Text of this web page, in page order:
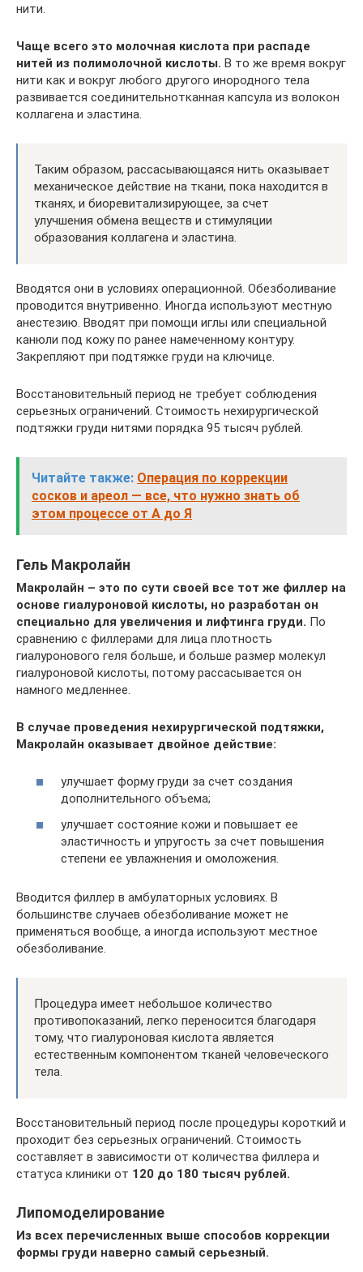
нити.
Чаще всего это молочная кислота при распаде
нитей из полимолочной кислоты. В то же время вокруг
нити как и вокруг любого другого инородного тела
развивается соединительнотканная капсула из волокон
коллагена и эластина.
Таким образом, рассасывающаяся нить оказывает
механическое действие на ткани, пока находится в
тканях, и биоревитализирующее, за счет
улучшения обмена веществ и стимуляции
образования коллагена и эластина.
Вводятся они в условиях операционной. Обезболивание
проводится внутривенно. Иногда используют местную
анестезию. Вводят при помощи иглы или специальной
канюли под кожу по ранее намеченному контуру.
Закрепляют при подтяжке груди на ключице.
Восстановительный период не требует соблюдения
серьезных ограничений. Стоимость нехирургической
подтяжки груди нитями порядка 95 тысяч рублей.
Читайте также: Операция по коррекции
сосков и ареол — все, что нужно знать об
этом процессе от А до Я
Гель Макролайн
Макролайн – это по сути своей все тот же филлер на
основе гиалуроновой кислоты, но разработан он
специально для увеличения и лифтинга груди. По
сравнению с филлерами для лица плотность
гиалуронового геля больше, и больше размер молекул
гиалуроновой кислоты, потому рассасывается он
намного медленнее.
В случае проведения нехирургической подтяжки,
Макролайн оказывает двойное действие:
улучшает форму груди за счет создания
дополнительного объема;
улучшает состояние кожи и повышает ее
эластичность и упругость за счет повышения
степени ее увлажнения и омоложения.
Вводится филлер в амбулаторных условиях. В
большинстве случаев обезболивание может не
применяться вообще, а иногда используют местное
обезболивание.
Процедура имеет небольшое количество
противопоказаний, легко переносится благодаря
тому, что гиалуроновая кислота является
естественным компонентом тканей человеческого
тела.
Восстановительный период после процедуры короткий и
проходит без серьезных ограничений. Стоимость
составляет в зависимости от количества филлера и
статуса клиники от 120 до 180 тысяч рублей.
Липомоделирование
Из всех перечисленных выше способов коррекции
формы груди наверно самый серьезный.